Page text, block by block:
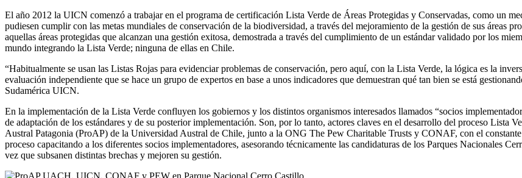
El año 2012 la UICN comenzó a trabajar en el programa de certificación Lista Verde de Áreas Protegidas y Conservadas, como un
pudiesen cumplir con las metas mundiales de conservación de la biodiversidad, a través del mejoramiento de la gestión de sus áreas
aquellas áreas protegidas que alcanzan una gestión exitosa, demostrada a través del cumplimiento de un estándar validado por los
mundo integrando la Lista Verde; ninguna de ellas en Chile.
“Habitualmente se usan las Listas Rojas para evidenciar problemas de conservación, pero aquí, con la Lista Verde, la lógica es la
evaluación independiente que se hace un grupo de expertos en base a unos indicadores que demuestran qué tan bien se está
Sudamérica UICN.
En la implementación de la Lista Verde confluyen los gobiernos y los distintos organismos interesados llamados “socios
de adaptación de los estándares y de su posterior implementación. Son, por lo tanto, actores claves en el desarrollo del proceso Lista
Austral Patagonia (ProAP) de la Universidad Austral de Chile, junto a la ONG The Pew Charitable Trusts y CONAF, con el
proceso capacitando a los diferentes socios implementadores, asesorando técnicamente las candidaturas de los Parques Nacionales
vez que subsanen distintas brechas y mejoren su gestión.